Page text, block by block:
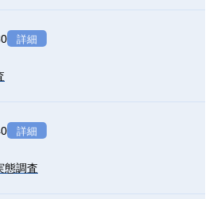
詳細
詳細
態調査